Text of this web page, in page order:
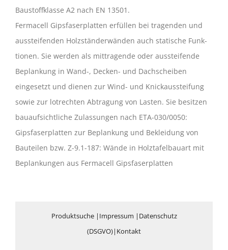
Baustoffklasse A2 nach EN 13501.
Fermacell Gipsfaserplatten erfüllen bei tragenden und
aussteifenden Holzständerwänden auch statische Funk­
tionen. Sie werden als mittragende oder aussteifende
Beplankung in Wand-, Decken- und Dachscheiben
eingesetzt und die­nen zur Wind- und Knickaussteifung
sowie zur lotrechten Abtragung von Lasten. Sie besitzen
bauaufsichtliche Zulassungen nach ETA-030/0050:
Gipsfaserplatten zur Beplankung und Bekleidung von
Bauteilen bzw. Z-9.1-187: Wände in Holztafelbauart mit
Beplankungen aus Fermacell Gipsfaserplatten
Produktsuche| Impressum | Datenschutz
(DSGVO)| Kontakt